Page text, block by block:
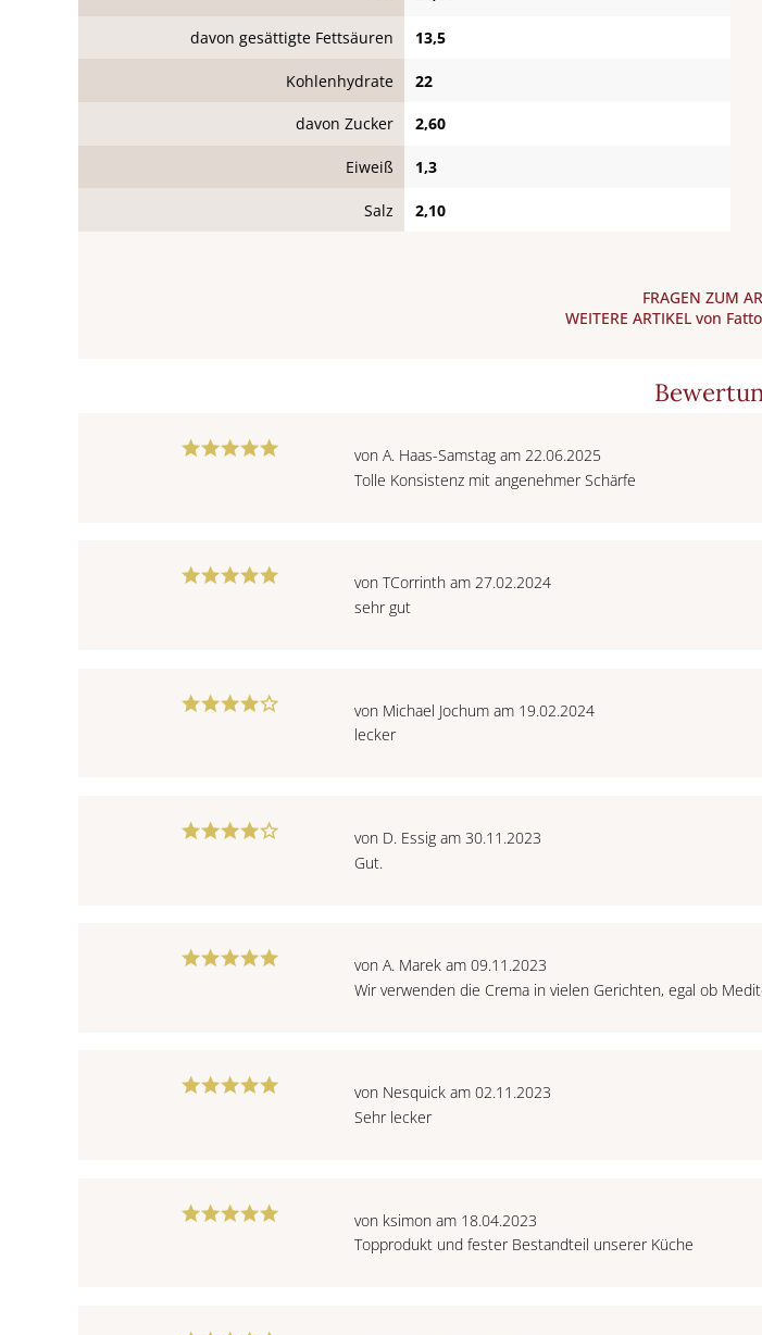
davon gesättigte Fettsäuren 13,5
Kohlenhydrate 22
davon Zucker 2,60
Eiweiß 1,3
Salz 2,10
FRAGEN ZUM
WEITERE ARTIKEL von
von A. Haas-Samstag am 22.06.2025
Tolle Konsistenz mit angenehmer Schärfe
von TCorrinth am 27.02.2024
sehr gut
von Michael Jochum am 19.02.2024
lecker
von D. Essig am 30.11.2023
Gut.
von A. Marek am 09.11.2023
Wir verwenden die Crema in vielen Gerichten, egal ob
von Nesquick am 02.11.2023
Sehr lecker
von ksimon am 18.04.2023
Topprodukt und fester Bestandteil unserer Küche